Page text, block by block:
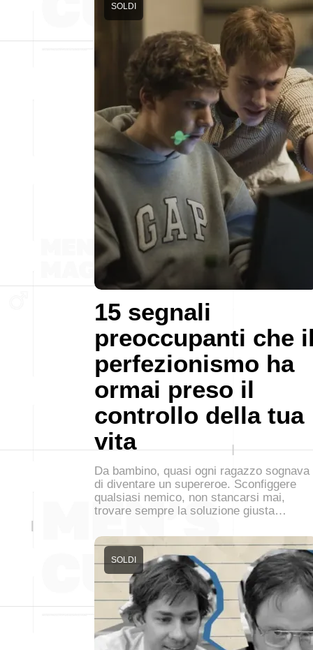
15 segnali
preoccupanti che
perfezionismo ha
ormai preso il
controllo della tua
vita
SOLDI
Da bambino, quasi ogni ragazzo sognava
di diventare un supereroe. Sconfiggere
qualsiasi nemico, non stancarsi mai,
trovare sempre la soluzione giusta…
SOLDI